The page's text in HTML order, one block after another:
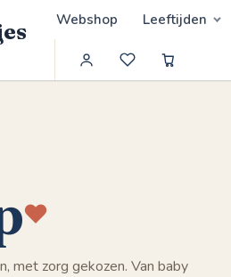
Webshop Leeftijden
met zorg gekozen. Van baby